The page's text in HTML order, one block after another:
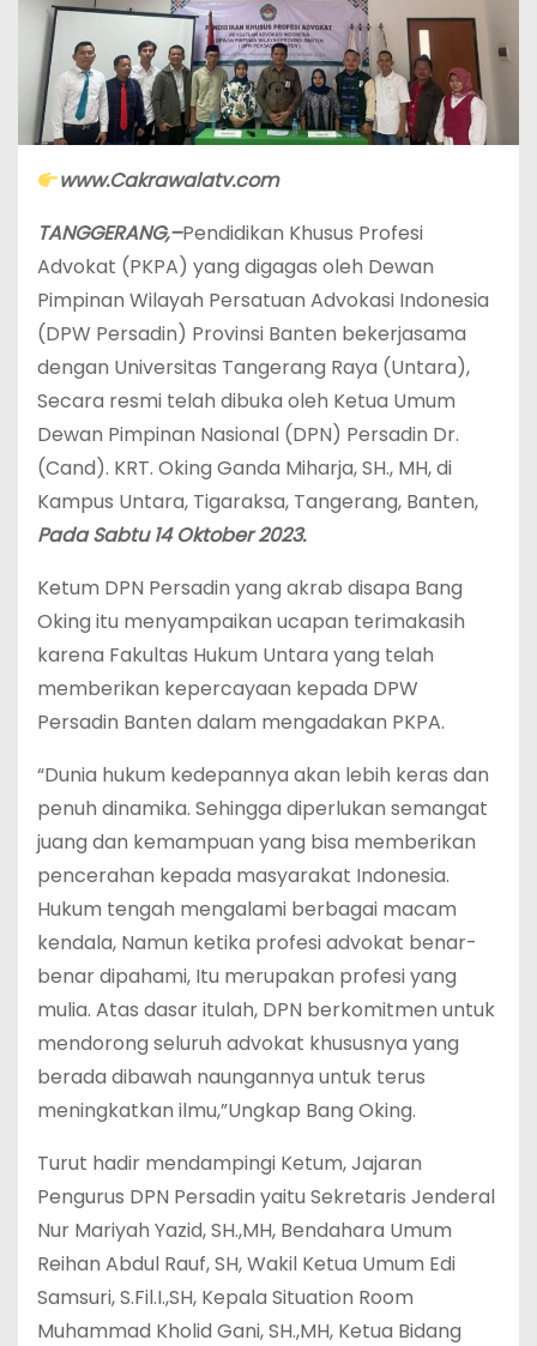
www.Cakrawalatv.com
TANGGERANG,–Pendidikan Khusus Profesi
Advokat (PKPA) yang digagas oleh Dewan
Pimpinan Wilayah Persatuan Advokasi Indonesia
(DPW Persadin) Provinsi Banten bekerjasama
dengan Universitas Tangerang Raya (Untara),
Secara resmi telah dibuka oleh Ketua Umum
Dewan Pimpinan Nasional (DPN) Persadin Dr.
(Cand). KRT. Oking Ganda Miharja, SH., MH, di
Kampus Untara, Tigaraksa, Tangerang, Banten,
Pada Sabtu 14 Oktober 2023.
Ketum DPN Persadin yang akrab disapa Bang
Oking itu menyampaikan ucapan terimakasih
karena Fakultas Hukum Untara yang telah
memberikan kepercayaan kepada DPW
Persadin Banten dalam mengadakan PKPA.
“Dunia hukum kedepannya akan lebih keras dan
penuh dinamika. Sehingga diperlukan semangat
juang dan kemampuan yang bisa memberikan
pencerahan kepada masyarakat Indonesia.
Hukum tengah mengalami berbagai macam
kendala, Namun ketika profesi advokat benar-
benar dipahami, Itu merupakan profesi yang
mulia. Atas dasar itulah, DPN berkomitmen untuk
mendorong seluruh advokat khususnya yang
berada dibawah naungannya untuk terus
meningkatkan ilmu,”Ungkap Bang Oking.
Turut hadir mendampingi Ketum, Jajaran
Pengurus DPN Persadin yaitu Sekretaris Jenderal
Nur Mariyah Yazid, SH.,MH, Bendahara Umum
Reihan Abdul Rauf, SH, Wakil Ketua Umum Edi
Samsuri, S.Fil.I.,SH, Kepala Situation Room
Muhammad Kholid Gani, SH.,MH, Ketua Bidang